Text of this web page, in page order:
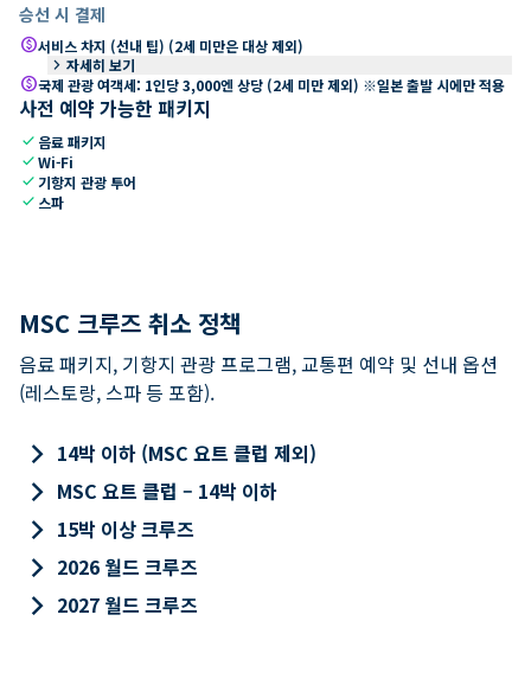
승선 시 결제
paid서비스 차지 (선내 팁) (2세 미만은 대상 제외)
keyboard_arrow_right 자세히 보기
paid국제 관광 여객세: 1인당 3,000엔 상당 (2세 미만 제외) ※일본 출발 시에만 적용
사전 예약 가능한 패키지
check 음료 패키지
checkWi-Fi
check 기항지 관광 투어
check 스파
MSC 크루즈 취소 정책
음료 패키지, 기항지 관광 프로그램, 교통편 예약 및 선내 옵션
(레스토랑, 스파 등 포함).
keyboard_arrow_right 14박 이하 (MSC 요트 클럽 제외)
keyboard_arrow_right MSC 요트 클럽 – 14박 이하
keyboard_arrow_right 15박 이상 크루즈
keyboard_arrow_right 2026 월드 크루즈
keyboard_arrow_right 2027 월드 크루즈